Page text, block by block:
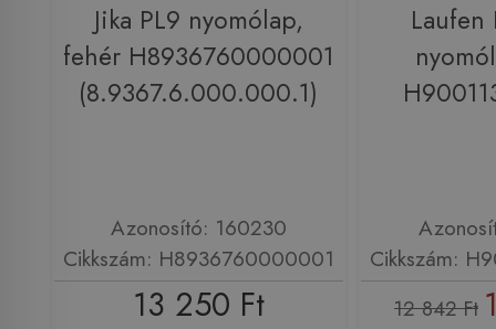
Jika PL9 nyomólap,
fehér H8936760000001
(8.9367.6.000.000.1)
Azonosító: 160230
Cikkszám: H8936760000001
13 250 Ft
Laufen
Cikkszám:
12 842 Ft